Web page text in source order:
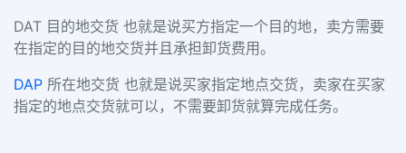
DAT 目的地交货 也就是说买方指定一个目的地，卖方需要
在指定的目的地交货并且承担卸货费用。
DAP 所在地交货 也就是说买家指定地点交货，卖家在买家
指定的地点交货就可以，不需要卸货就算完成任务。